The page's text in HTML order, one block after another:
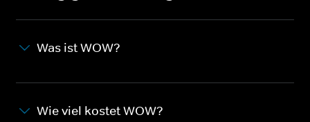
Was ist WOW?
Wie viel kostet WOW?